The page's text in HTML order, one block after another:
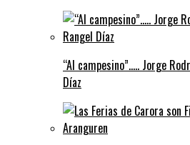
“Al campesino”….. Jorge
Díaz